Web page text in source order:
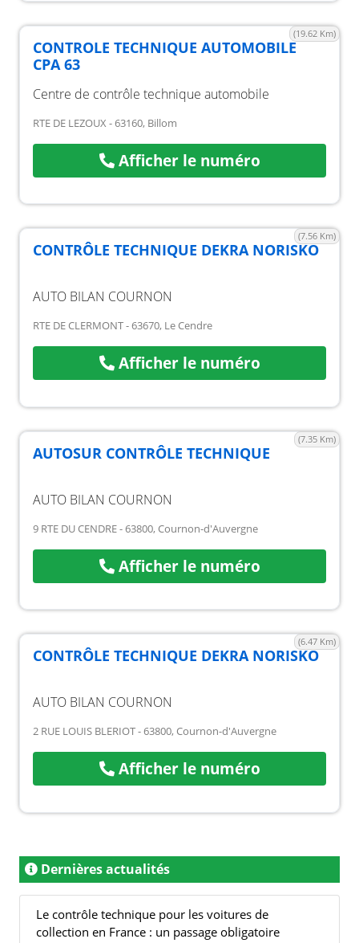
(19.62 Km)
CONTROLE TECHNIQUE AUTOMOBILE
CPA 63
Centre de contrôle technique automobile
RTE DE LEZOUX - 63160, Billom
Afficher le numéro
(7.56 Km)
CONTRÔLE TECHNIQUE DEKRA NORISKO
AUTO BILAN COURNON
RTE DE CLERMONT - 63670, Le Cendre
Afficher le numéro
(7.35 Km)
AUTOSUR CONTRÔLE TECHNIQUE
AUTO BILAN COURNON
9 RTE DU CENDRE - 63800, Cournon-d'Auvergne
Afficher le numéro
(6.47 Km)
CONTRÔLE TECHNIQUE DEKRA NORISKO
AUTO BILAN COURNON
2 RUE LOUIS BLERIOT - 63800, Cournon-d'Auvergne
Afficher le numéro
Dernières actualités
Le contrôle technique pour les voitures de
collection en France : un passage obligatoire